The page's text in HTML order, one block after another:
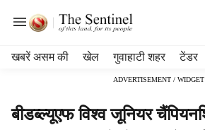
खबरें असम की खेल गुवाहाटी शहर टेंडर
ADVERTISEMENT / WIDGET
बीडब्ल्यूएफ विश्व जूनियर